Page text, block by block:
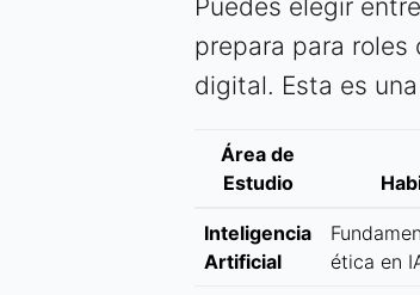
Puedes elegir
prepara para roles
digital. Esta es
Área de
Estudio
Inteligencia
Artificial
ética en